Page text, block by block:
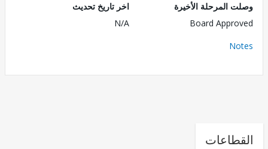
المرحلة الأخيرة
Board
اخر تاريخ تحديث